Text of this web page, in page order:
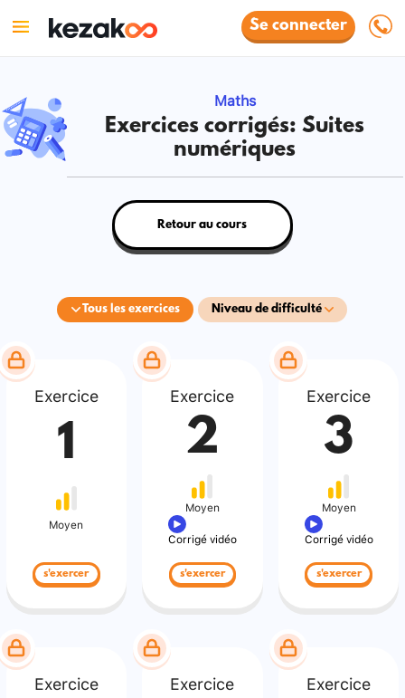
Se connecter
Maths
Exercices corrigés: Suites
numériques
Tous les exercices Niveau de difficulté
Retour au cours
Exercice
1
Moyen
s'exercer
Exercice
2
Moyen
Corrigé vidéo
s'exercer
Exercice
3
Moyen
Corrigé vidéo
s'exercer
Exercice Exercice Exercice